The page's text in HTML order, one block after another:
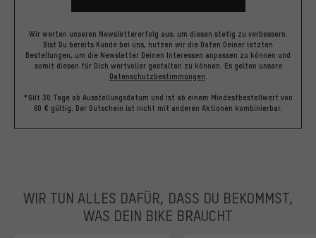
Wir werten unseren Newslettererfolg aus, um diesen stetig zu verbessern.
Bist Du bereits Kunde bei uns, nutzen wir die Daten Deiner letzten
Bestellungen, um die Newsletter Deinen Interessen anpassen zu können und
somit diesen für Dich wertvoller gestalten zu können. Es gelten unsere
Datenschutzbestimmungen
*Gilt 30 Tage ab Ausstellungsdatum und ist ab einem Mindestbestellwert von
60 € gültig. Der Gutschein ist nicht mit anderen Aktionen kombinierbar.
WIR TUN ALLES DAFÜR, DASS DU BEKOMMST,
WAS DEIN BIKE BRAUCHT